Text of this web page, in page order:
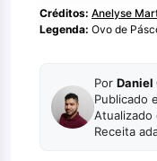
Créditos: Anelyse
Legenda: Ovo de
Por Daniel
Publicado
Receita